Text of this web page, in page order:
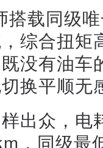
搭载同级
综合扭矩
没有油车
换平顺无
出众，
，同级最